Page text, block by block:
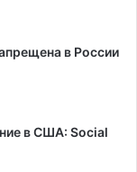
в России
в США: Social